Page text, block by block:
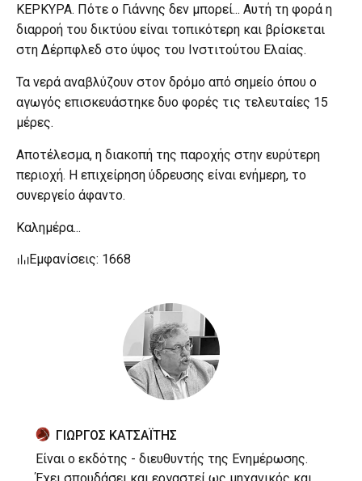
ΚΕΡΚΥΡΑ. Πότε ο Γιάννης δεν μπορεί... Αυτή τη φορά η
διαρροή του δικτύου είναι τοπικότερη και βρίσκεται
στη Δέρπφλεδ στο ύψος του Ινστιτούτου Ελαίας.
Τα νερά αναβλύζουν στον δρόμο από σημείο όπου ο
αγωγός επισκευάστηκε δυο φορές τις τελευταίες 15
μέρες.
Αποτέλεσμα, η διακοπή της παροχής στην ευρύτερη
περιοχή. Η επιχείρηση ύδρευσης είναι ενήμερη, το
συνεργείο άφαντο.
Kαλημέρα...
Εμφανίσεις: 1668
ΓΙΩΡΓΟΣ ΚΑΤΣΑΪΤΗΣ
Είναι ο εκδότης - διευθυντής της Ενημέρωσης.
Έχει σπουδάσει και εργαστεί ως μηχανικός και